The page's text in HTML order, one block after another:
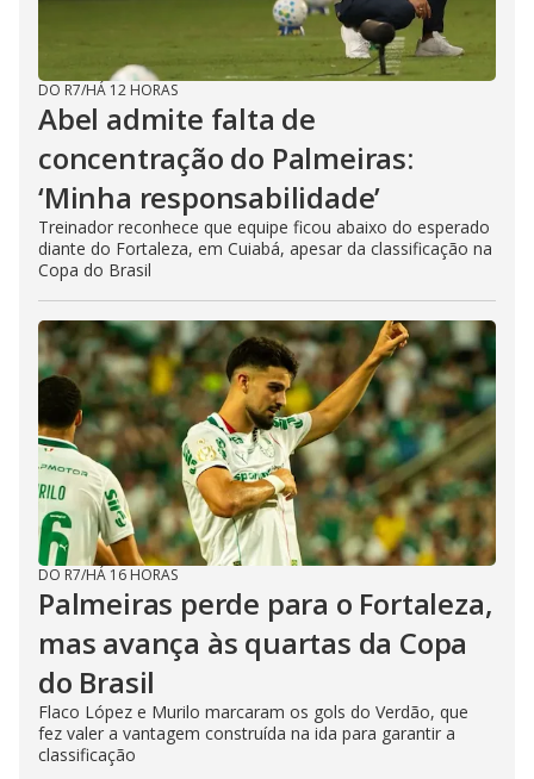
DO R7/HÁ 12 HORAS
Abel admite falta de
concentração do Palmeiras:
‘Minha responsabilidade’
Treinador reconhece que equipe ficou abaixo do esperado
diante do Fortaleza, em Cuiabá, apesar da classificação na
Copa do Brasil
DO R7/HÁ 16 HORAS
Palmeiras perde para o Fortaleza,
mas avança às quartas da Copa
do Brasil
Flaco López e Murilo marcaram os gols do Verdão, que
fez valer a vantagem construída na ida para garantir a
classificação